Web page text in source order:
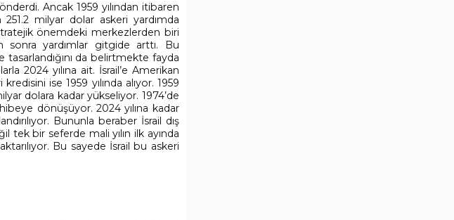
Ancak 1959 yılından itibaren
milyar dolar askeri yardımda
önemdeki merkezlerden biri
sonra yardımlar gitgide arttı. Bu
da belirtmekte fayda
2024 yılına ait. İsrail’e Amerikan
ise 1959 yılında alıyor. 1959
dolara kadar yükseliyor. 1974’de
dönüşüyor. 2024 yılına kadar
Bununla beraber İsrail dış
tek bir seferde mali yılın ilk ayında
Bu sayede İsrail bu askeri